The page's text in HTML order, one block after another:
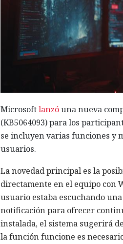
Microsoftlanzóuna nueva
(KB5064093) para los
se incluyen varias funciones y
usuarios.
La novedad principal es la
directamente en el equipo con
usuario estaba escuchando
notificación para ofrecer
instalada, el sistema sugerirá
la función funcione es